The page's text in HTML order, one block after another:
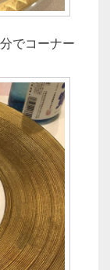
でコーナー